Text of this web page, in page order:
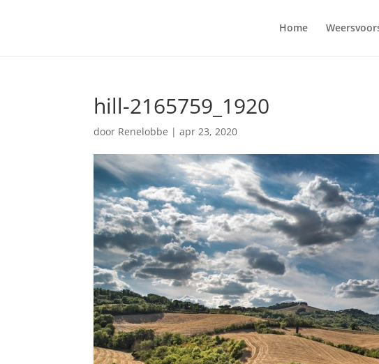
Home
hill-2165759_1920
door Renelobbe |apr 23, 2020